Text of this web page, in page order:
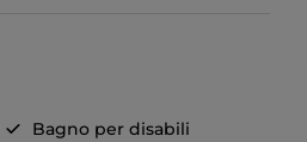
Bagno per disabili